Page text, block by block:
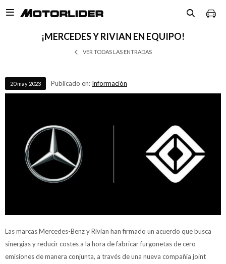

¡MERCEDES Y RIVIAN EN EQUIPO!
VER TODAS LAS ENTRADAS
20 may 2023 Publicado en: Información
Las marcas Mercedes-Benz y Rivian han firmado un acuerdo que busca
sinergias y reducir costes a la hora de fabricar furgonetas de cero
emisiones de manera conjunta, a través de una nueva compañía joint